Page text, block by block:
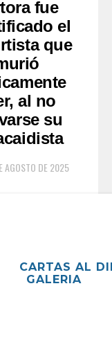
fue
el
que
al no
su
AGOSTO DE 2025
CARTAS AL
GALERIA